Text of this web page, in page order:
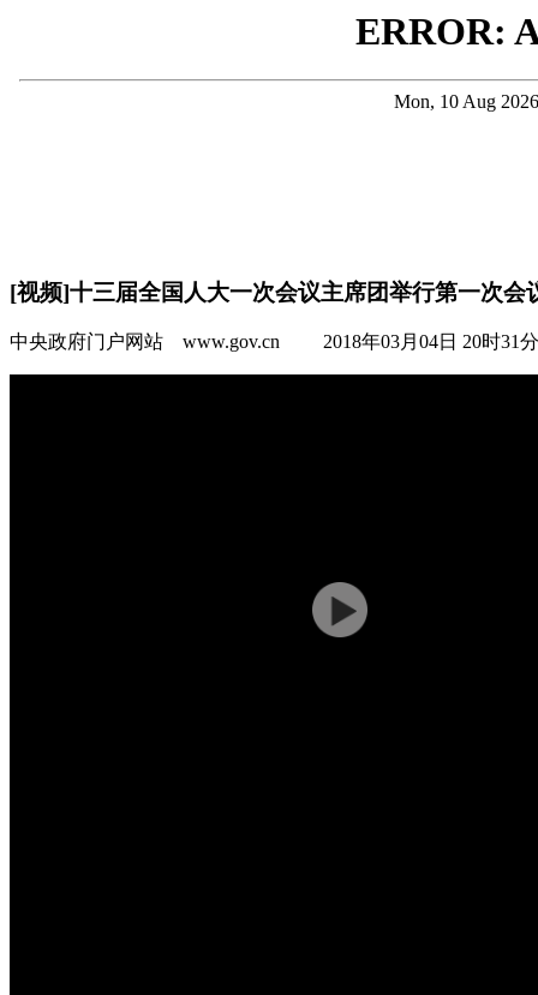
[视频]十三届全国人大一次会议主席团举行第一次会
中央政府门户网站 www.gov.cn 2018年03月04日 20时